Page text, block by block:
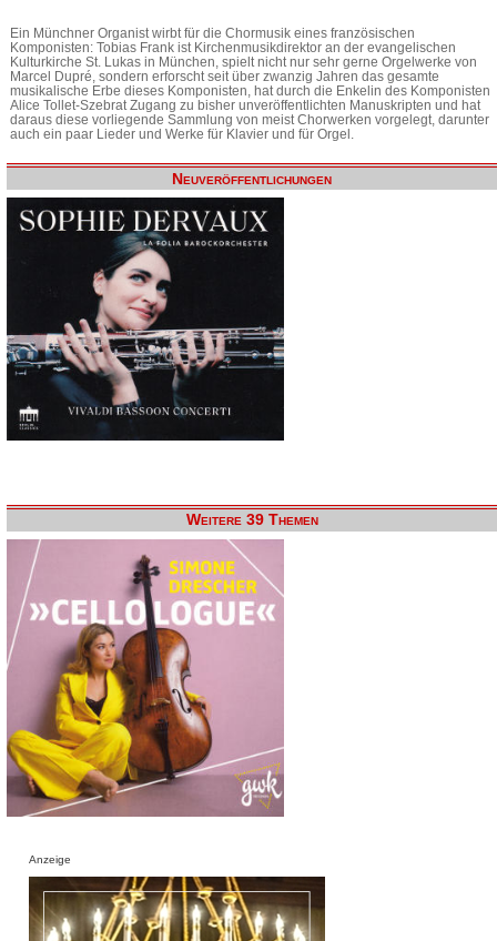
Ein Münchner Organist wirbt für die Chormusik eines französischen
Komponisten: Tobias Frank ist Kirchenmusikdirektor an der evangelischen
Kulturkirche St. Lukas in München, spielt nicht nur sehr gerne Orgelwerke von
Marcel Dupré, sondern erforscht seit über zwanzig Jahren das gesamte
musikalische Erbe dieses Komponisten, hat durch die Enkelin des Komponisten
Alice Tollet-Szebrat Zugang zu bisher unveröffentlichten Manuskripten und hat
daraus diese vorliegende Sammlung von meist Chorwerken vorgelegt, darunter
auch ein paar Lieder und Werke für Klavier und für Orgel.
Neuveröffentlichungen
Weitere 39 Themen
Anzeige